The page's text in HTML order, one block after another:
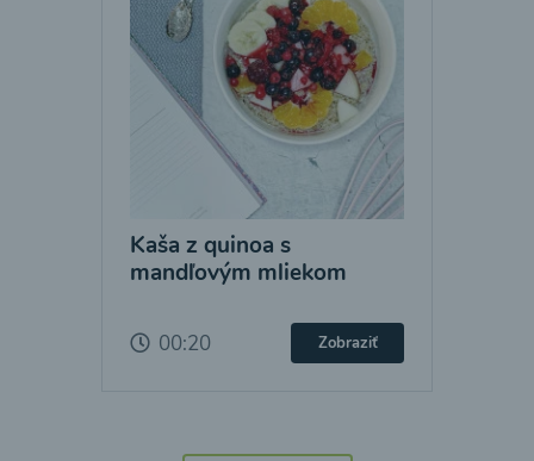
Kaša z quinoa s
mandľovým mliekom
00:20 Zobraziť